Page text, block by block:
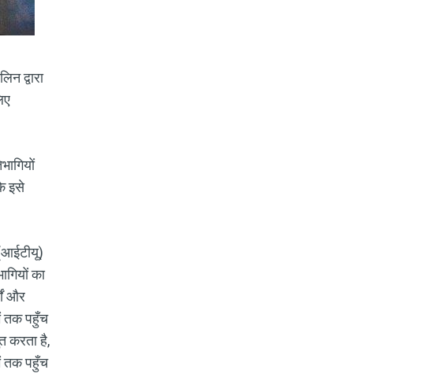
द्वारा
इसे
(आईटीयू)
का
और
तक पहुँच
करता है,
तक पहुँच